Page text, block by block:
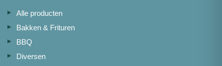
Alle producten
Bakken & Frituren
BBQ
Diversen